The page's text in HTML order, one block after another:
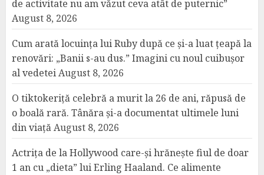
de activitate nu am văzut ceva atât de puternic”
August 8, 2026
Cum arată locuința lui Ruby după ce și-a luat țeapă la
renovări: „Banii s-au dus.” Imagini cu noul cuibușor
al vedeteiAugust 8, 2026
O tiktokeriță celebră a murit la 26 de ani, răpusă de
o boală rară. Tânăra și-a documentat ultimele luni
din viațăAugust 8, 2026
Actrița de la Hollywood care-și hrănește fiul de doar
1 an cu „dieta” lui Erling Haaland. Ce alimente